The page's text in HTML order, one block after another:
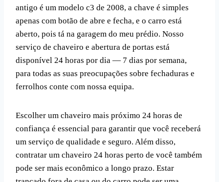
antigo é um modelo c3 de 2008, a chave é simples
apenas com botão de abre e fecha, e o carro está
aberto, pois tá na garagem do meu prédio. Nosso
serviço de chaveiro e abertura de portas está
disponível 24 horas por dia — 7 dias por semana,
para todas as suas preocupações sobre fechaduras e
ferrolhos conte com nossa equipa.
Escolher um chaveiro mais próximo 24 horas de
confiança é essencial para garantir que você receberá
um serviço de qualidade e seguro. Além disso,
contratar um chaveiro 24 horas perto de você também
pode ser mais econômico a longo prazo. Estar